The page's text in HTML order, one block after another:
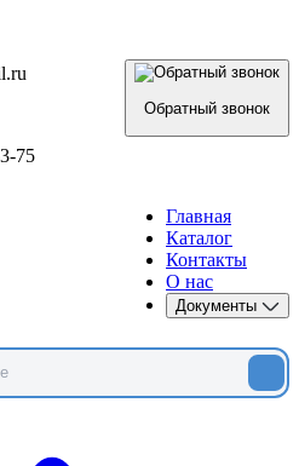
75
Обратный звонок
Главная
Каталог
Контакты
О нас
Документы